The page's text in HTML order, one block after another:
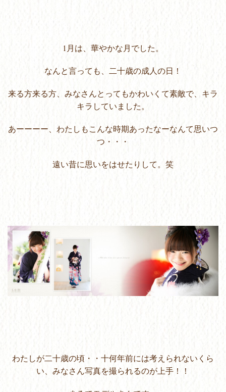
1月は、華やかな月でした。
なんと言っても、二十歳の成人の日！
来る方来る方、みなさんとってもかわいくて素敵で、キラ
キラしていました。
あーーーー、わたしもこんな時期あったなーなんて思いつ
つ・・・
遠い昔に思いをはせたりして。笑
わたしが二十歳の頃・・十何年前には考えられないくら
い、みなさん写真を撮られるのが上手！！